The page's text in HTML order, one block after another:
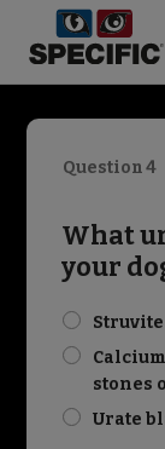
Question 4
What
your
check
check
stones
check Urate